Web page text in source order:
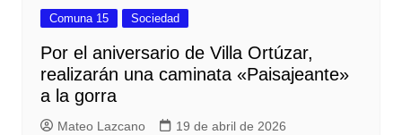
Comuna 15 Sociedad
Por el aniversario de Villa Ortúzar,
realizarán una caminata «Paisajeante»
a la gorra
Mateo Lazcano 19 de abril de 2026